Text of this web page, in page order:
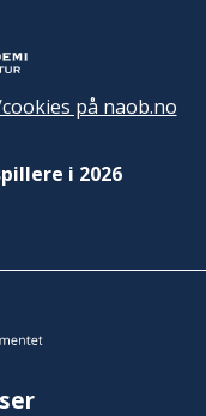
på naob.no
i 2026